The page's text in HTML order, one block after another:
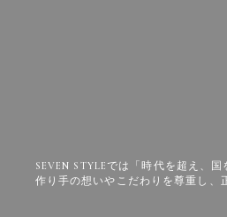
SEVEN STYLEでは「時代を超え、
作り手の想いやこだわりを尊重し、